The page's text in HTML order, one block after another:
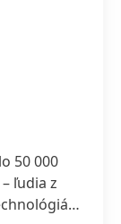
50 000
ľudia z